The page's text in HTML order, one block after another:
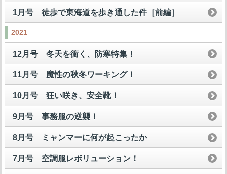
1月号 徒歩で東海道を歩き通した件［前編］
2021
12月号 冬天を衝く、防寒特集！
11月号 魔性の秋冬ワーキング！
10月号 狂い咲き、安全靴！
9月号 事務服の逆襲！
8月号 ミャンマーに何が起こったか
7月号 空調服レボリューション！